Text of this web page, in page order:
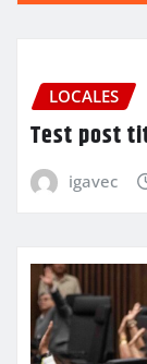
LOCALES
Test post
igavec